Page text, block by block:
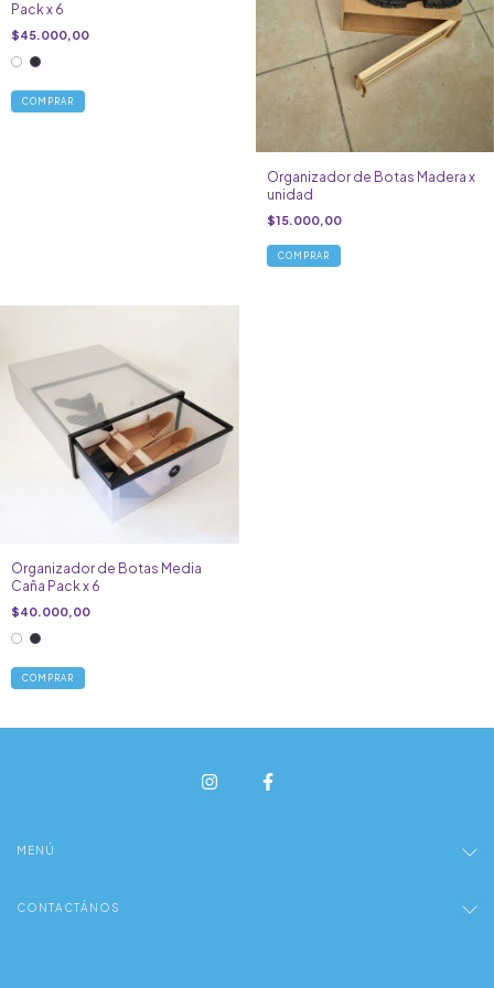
Pack x 6
$45.000,00
COMPRAR
Organizador de Botas Madera x
unidad
$15.000,00
COMPRAR
Organizador de Botas Media
Caña Pack x 6
$40.000,00
COMPRAR
MENÚ
CONTACTÁNOS